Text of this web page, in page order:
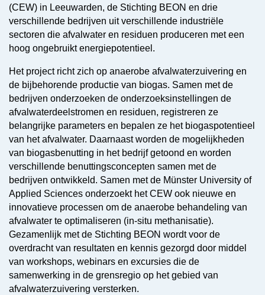
(CEW) in Leeuwarden, de Stichting BEON en drie
verschillende bedrijven uit verschillende industriële
sectoren die afvalwater en residuen produceren met een
hoog ongebruikt energiepotentieel.
Het project richt zich op anaerobe afvalwaterzuivering en
de bijbehorende productie van biogas. Samen met de
bedrijven onderzoeken de onderzoeksinstellingen de
afvalwaterdeelstromen en residuen, registreren ze
belangrijke parameters en bepalen ze het biogaspotentieel
van het afvalwater. Daarnaast worden de mogelijkheden
van biogasbenutting in het bedrijf getoond en worden
verschillende benuttingsconcepten samen met de
bedrijven ontwikkeld. Samen met de Münster University of
Applied Sciences onderzoekt het CEW ook nieuwe en
innovatieve processen om de anaerobe behandeling van
afvalwater te optimaliseren (in-situ methanisatie).
Gezamenlijk met de Stichting BEON wordt voor de
overdracht van resultaten en kennis gezorgd door middel
van workshops, webinars en excursies die de
samenwerking in de grensregio op het gebied van
afvalwaterzuivering versterken.